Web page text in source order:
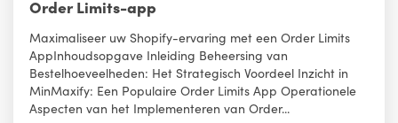
Order Limits-app
Maximaliseer uw Shopify-ervaring met een Order Limits
AppInhoudsopgave Inleiding Beheersing van
Bestelhoeveelheden: Het Strategisch Voordeel Inzicht in
MinMaxify: Een Populaire Order Limits App Operationele
Aspecten van het Implementeren van Order...